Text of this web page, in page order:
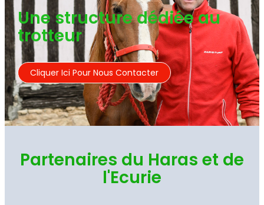
Une structure dédiée au
trotteur
Cliquer Ici Pour Nous Contacter
Partenaires du Haras et de
l'Ecurie